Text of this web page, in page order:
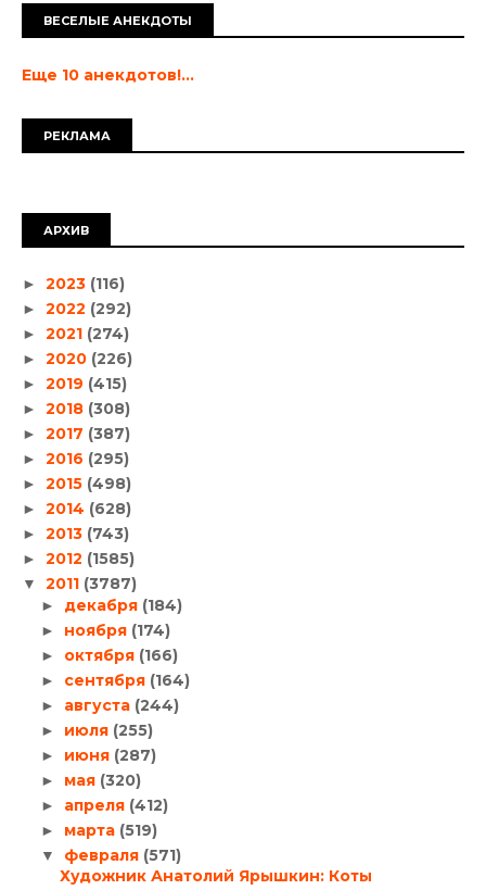
ВЕСЕЛЫЕ АНЕКДОТЫ
Еще 10 анекдотов!...
РЕКЛАМА
АРХИВ
► 2023 (116)
► 2022 (292)
► 2021 (274)
► 2020 (226)
► 2019 (415)
► 2018 (308)
► 2017 (387)
► 2016 (295)
► 2015 (498)
► 2014 (628)
► 2013 (743)
► 2012 (1585)
▼ 2011 (3787)
► декабря (184)
► ноября (174)
► октября (166)
► сентября (164)
► августа (244)
► июля (255)
► июня (287)
► мая (320)
► апреля (412)
► марта (519)
▼ февраля (571)
Художник Анатолий Ярышкин: Коты